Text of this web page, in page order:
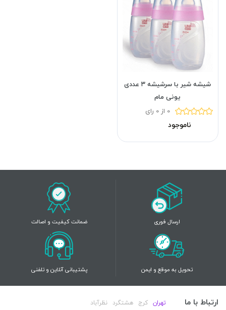
شیشه شیر با سرشیشه ۳ عددی
یونی مام
0 از 0 رای
ناموجود
ارسال فوری ضمانت کیفیت و اصالت
تحویل به موقع و ایمن پشتیبانی آنلاین و تلفنی
ارتباط با ما تهران کرج هشتگرد نظرآباد